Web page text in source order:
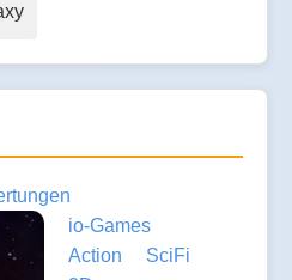
io-Games
Action
SciFi